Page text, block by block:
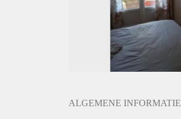
ALGEMENE INFORMATIE